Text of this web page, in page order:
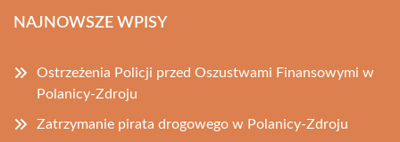
NAJNOWSZE WPISY
Ostrzeżenia Policji przed Oszustwami Finansowymi w
Polanicy-Zdroju
Zatrzymanie pirata drogowego w Polanicy-Zdroju